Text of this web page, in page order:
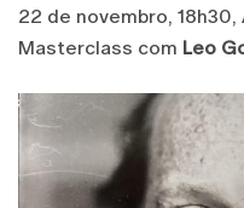
22 de novembro,
Masterclass com Leo